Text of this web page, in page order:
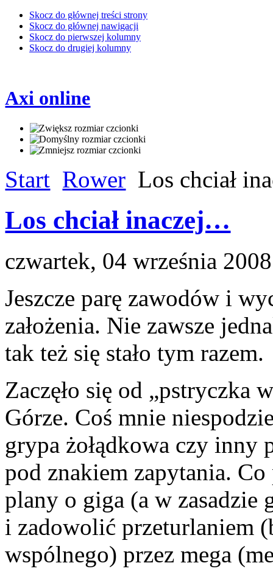
Skocz do głównej treści strony
Skocz do głównej nawigacji
Skocz do pierwszej kolumny
Skocz do drugiej kolumny
Axi online
Start Rower Los chciał
Los chciał inaczej…
czwartek, 04 września
Jeszcze parę zawodów i
założenia. Nie zawsze
tak też się stało tym razem.
Zaczęło się od „pstryczka
Górze. Coś mnie
grypa żołądkowa czy inny
pod znakiem zapytania. Co
plany o giga (a w zasadzie
i zadowolić przeturlaniem
wspólnego) przez mega